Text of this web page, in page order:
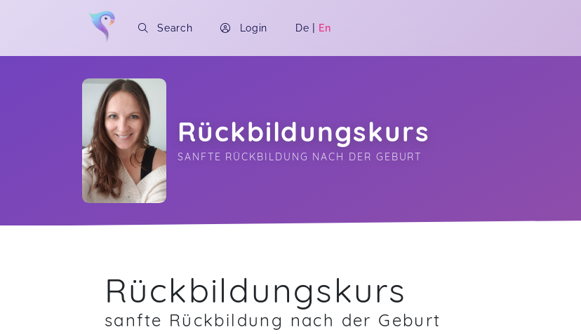
Search Login De | En
Rückbildungskurs
SANFTE RÜCKBILDUNG NACH DER GEBURT
Rückbildungskurs
sanfte Rückbildung nach der Geburt